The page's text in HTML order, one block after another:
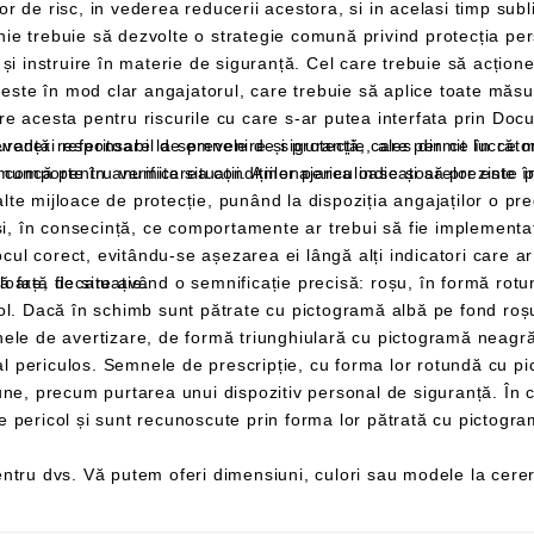
angajat,
Documentul de Evaluare a Riscurilor ratificat chiar
a cărui
sarcină este să efectueze
este în sarcina angajatorului, în cazul în care
în mod
împiedicându-l să-și asume atitudinea adecvată față de situație.
indice locația materialelor și
traseele de urmat și ieșirile de utilizat în caz de pericol și sunt
dvs. Vă putem oferi dimensiuni, culori sau modele la